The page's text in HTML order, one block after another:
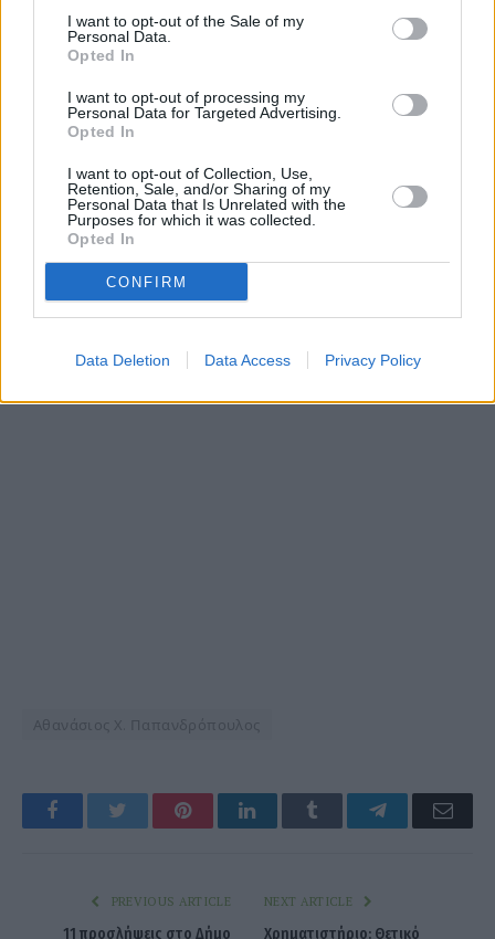
I want to opt-out of the Sale of my
Personal Data.
Opted In
I want to opt-out of processing my
Personal Data for Targeted Advertising.
Opted In
I want to opt-out of Collection, Use,
Retention, Sale, and/or Sharing of my
Personal Data that Is Unrelated with the
Purposes for which it was collected.
Opted In
CONFIRM
Data Deletion Data Access Privacy Policy
Αθανάσιος Χ. Παπανδρόπουλος
Facebook Twitter PinterestLinkedIn Tumblr Telegram
PREVIOUS ARTICLE
11 προσλήψεις στο Δήμο
NEXT ARTICLE
Χρηματιστήριο: Θετικό